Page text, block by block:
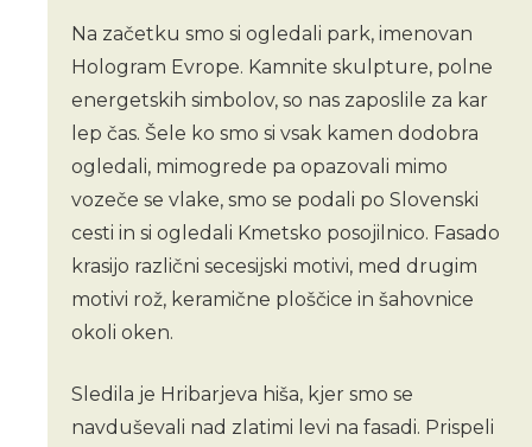
Na začetku smo si ogledali park, imenovan
Hologram Evrope. Kamnite skulpture, polne
energetskih simbolov, so nas zaposlile za kar
lep čas. Šele ko smo si vsak kamen dodobra
ogledali, mimogrede pa opazovali mimo
vozeče se vlake, smo se podali po Slovenski
cesti in si ogledali Kmetsko posojilnico. Fasado
krasijo različni secesijski motivi, med drugim
motivi rož, keramične ploščice in šahovnice
okoli oken.
Sledila je Hribarjeva hiša, kjer smo se
navduševali nad zlatimi levi na fasadi. Prispeli